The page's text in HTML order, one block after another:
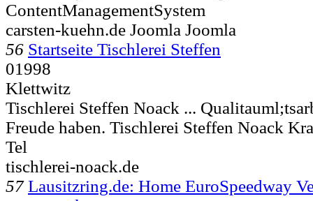
ContentManagementSystem
carsten-kuehn.de Joomla Joomla
56 Startseite Tischlerei Steffen
01998
Klettwitz
Tischlerei Steffen Noack ...
Freude haben. Tischlerei Steffen Noack
Tel
tischlerei-noack.de
57 Lausitzring.de: Home EuroSpeedway